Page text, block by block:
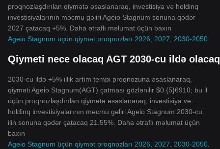
proqnozlaşdırılan qiymətə əsaslanaraq, investisiya və holdinq
investisiyalarının məcmu gəliri Ageio Stagnum sonuna qədər
2027 çatacaq +5%. Daha ətraflı məlumat üçün baxın
Ageio Stagnum üçün qiymət proqnozları 2026, 2027, 2030-2050
Qiymeti nece olacaq AGT 2030-cu ildə
2030-cu ildə +5% illik artım tempi proqnozuna əsaslanaraq,
qiyməti Ageio Stagnum(AGT) çatması gözlənilir $0.{5}6910; bu il
üçün proqnozlaşdırılan qiymətə əsaslanaraq, investisiya və
holdinq investisiyalarının məcmu gəliri Ageio Stagnum 2030-cu
ilin sonuna qədər çatacaq 21.55%. Daha ətraflı məlumat üçün
baxın
Ageio Stagnum üçün qiymət proqnozları 2026, 2027, 2030-2050